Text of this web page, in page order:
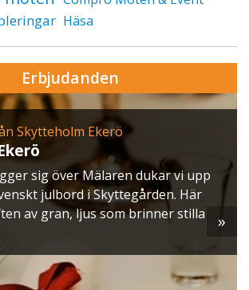
Häsa
Erbjudanden
Skytteholm Ekerö
sig över Mälaren dukar vi upp
julbord i Skyttegården. Här
av gran, ljus som brinner stilla
»